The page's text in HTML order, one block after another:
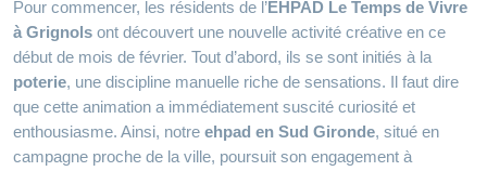
Pour commencer, les résidents de l’EHPAD Le Temps de Vivre
à Grignols ont découvert une nouvelle activité créative en ce
début de mois de février. Tout d’abord, ils se sont initiés à la
poterie, une discipline manuelle riche de sensations. Il faut dire
que cette animation a immédiatement suscité curiosité et
enthousiasme. Ainsi, notre ehpad en Sud Gironde, situé en
campagne proche de la ville, poursuit son engagement à